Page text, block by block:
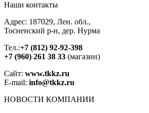
Наши контакты
Адрес: 187029, Лен. обл.,
Тосненский р-н, дер. Нурма
Тел.:+7 (812) 92-92-398
+7 (960) 261 38 33 (магазин)
Сайт: www.tkkz.ru
E-mail: info@tkkz.ru
НОВОСТИ КОМПАНИИ